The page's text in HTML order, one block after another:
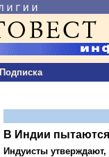
Подписка
В Индии пытаются
Индуисты утверждают,